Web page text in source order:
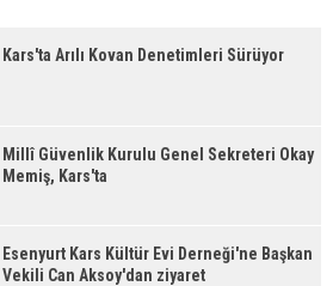
Kars'ta Arılı Kovan Denetimleri Sürüyor
Millî Güvenlik Kurulu Genel Sekreteri Okay
Memiş, Kars'ta
Esenyurt Kars Kültür Evi Derneği'ne Başkan
Vekili Can Aksoy'dan ziyaret